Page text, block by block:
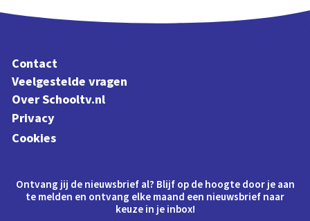
Contact
Veelgestelde vragen
Over Schooltv.nl
Privacy
Cookies
Ontvang jij de nieuwsbrief al? Blijf op de hoogte door je aan
te melden en ontvang elke maand een nieuwsbrief naar
keuze in je inbox!